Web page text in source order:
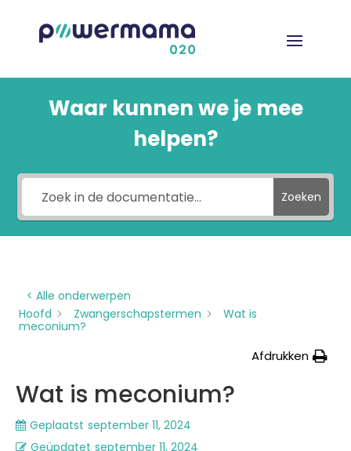
Waar kunnen we je mee
helpen?
Zoeken
< Alle onderwerpen
Hoofd
Zwangerschapstermen
Wat is
meconium?
Afdrukken
Wat is meconium?
Geplaatst september 11, 2024
Geüpdatet september 11, 2024